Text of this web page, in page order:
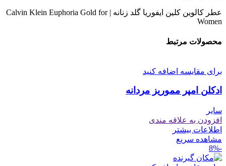
عطر کالوین کلین ایفوریا گلد زنانه | Calvin Klein Euphoria Gold for
Women
محصولات مرتبط
برای مقایسه اضافه کنید
ادکلن امپر مموریز مردانه
سایر
افزودن به علاقه مندی
اطلاعات بیشتر
مشاهده سریع
-8%